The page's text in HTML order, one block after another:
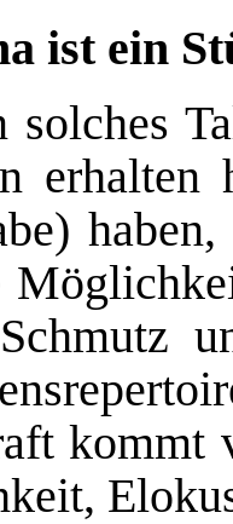
ist ein St
erhalten
kommt